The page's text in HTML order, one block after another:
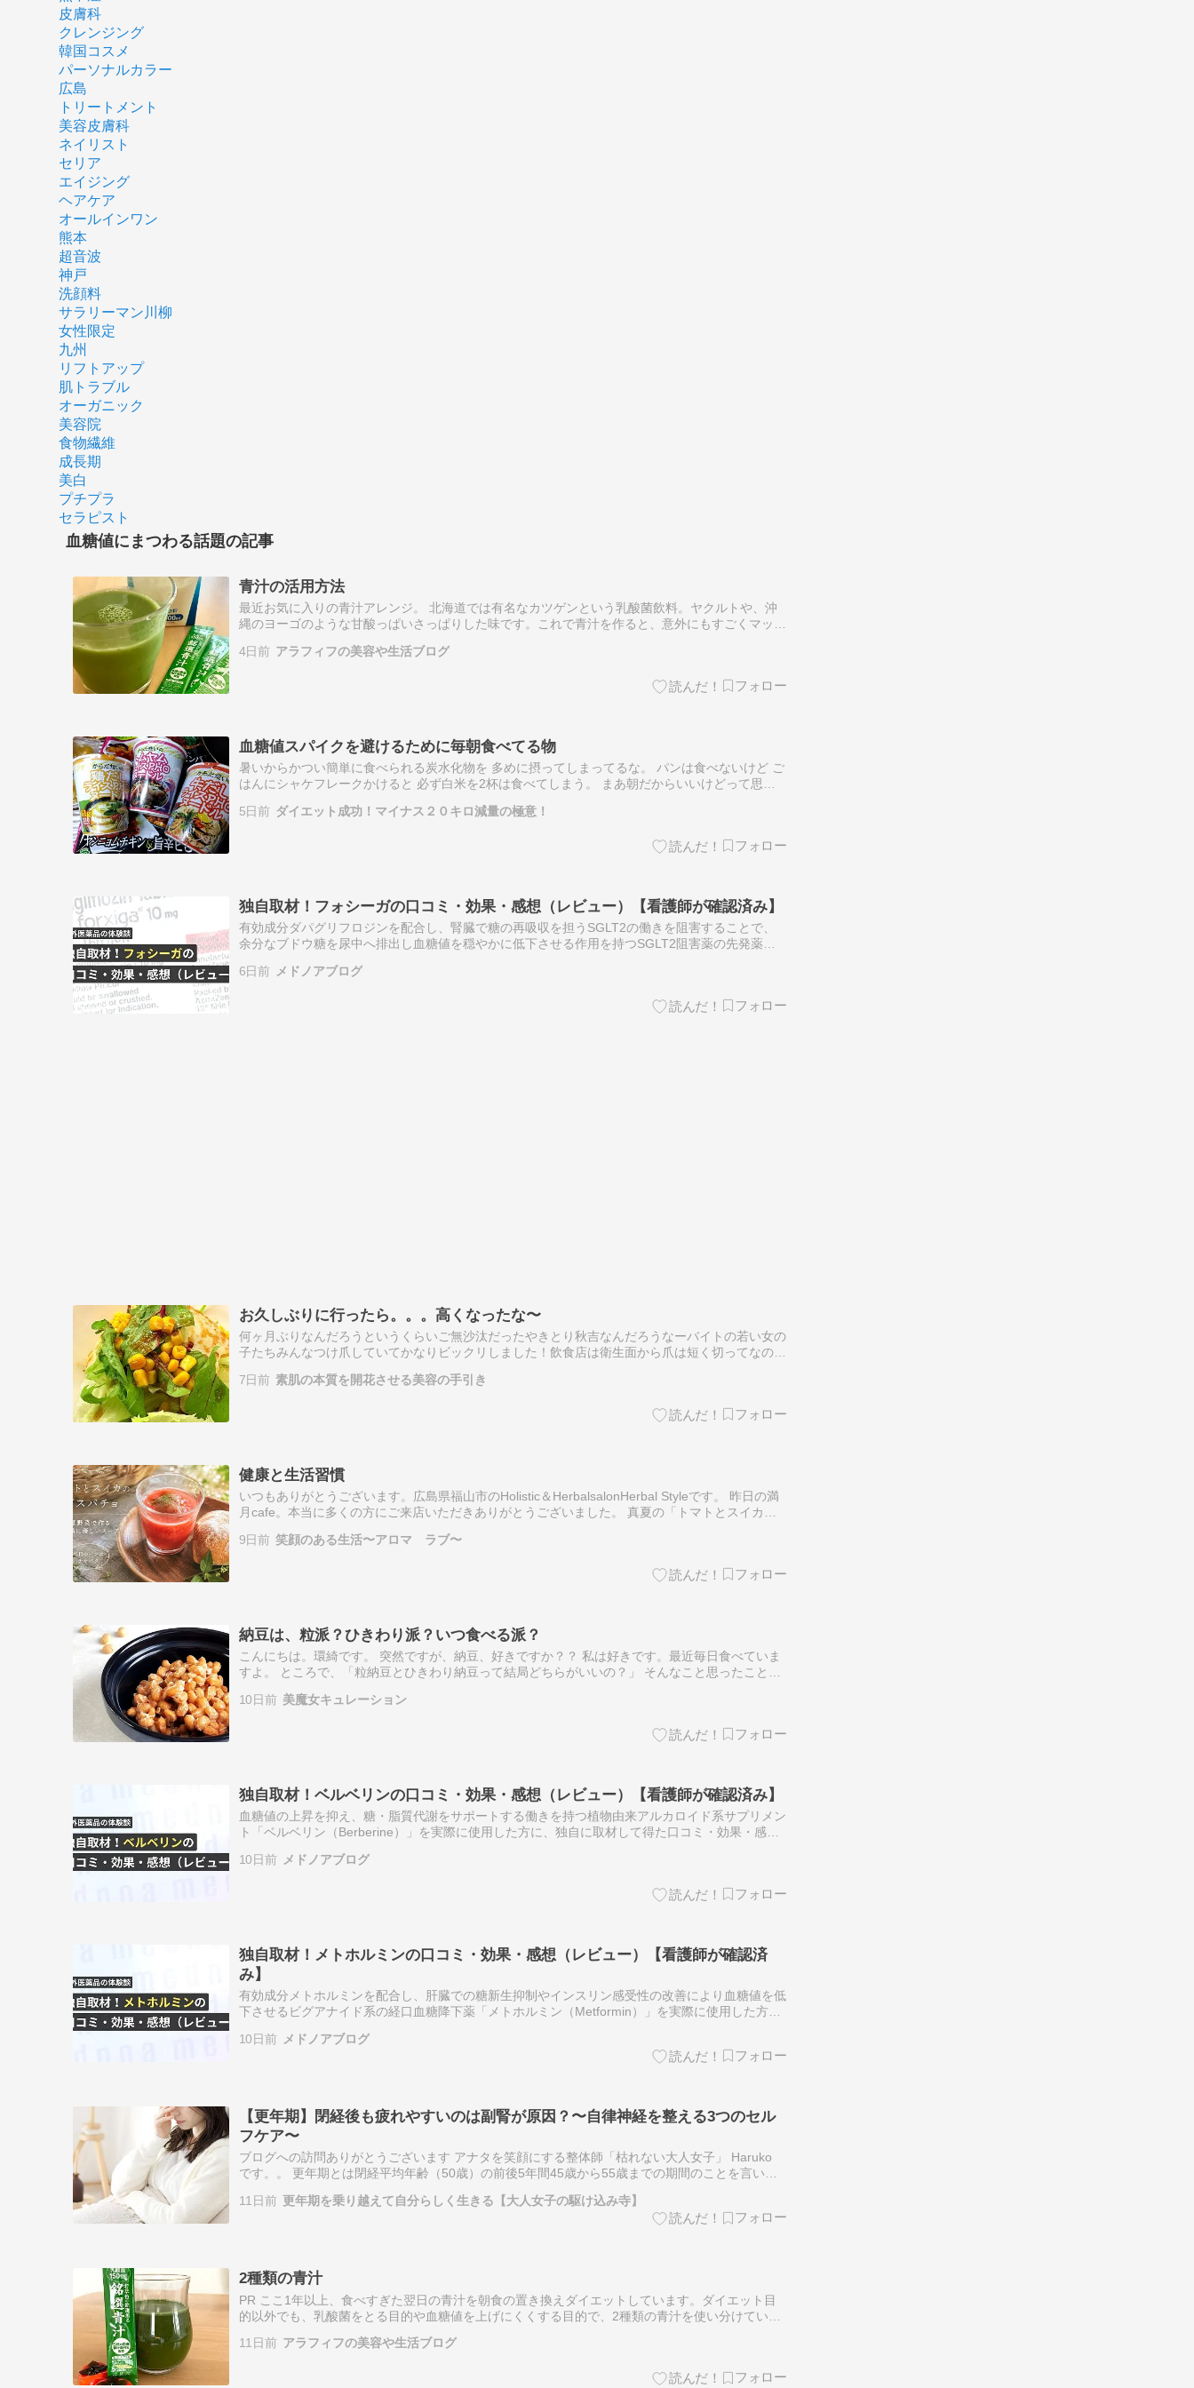
皮膚科
クレンジング
韓国コスメ
パーソナルカラー
広島
トリートメント
美容皮膚科
ネイリスト
セリア
エイジング
ヘアケア
オールインワン
熊本
超音波
神戸
洗顔料
サラリーマン川柳
女性限定
九州
リフトアップ
肌トラブル
オーガニック
美容院
食物繊維
成長期
美白
プチプラ
セラピスト
血糖値にまつわる話題の記事
青汁の活用方法
最近お気に入りの青汁アレンジ。 北海道では有名なカツゲンという乳酸菌飲料。ヤクルトや、沖
縄のヨーゴのような甘酸っぱいさっぱりした味です。これで青汁を作ると、意外にもすごくマッチ
ポン利用で60…
4日前 アラフィフの美容や生活ブログ
血糖値スパイクを避けるために毎朝食べてる物
暑いからかつい簡単に食べられる炭水化物を 多めに摂ってしまってるな。 パンは食べないけど ご
はんにシャケフレークかけると 必ず白米を2杯は食べてしまう。 まあ朝だからいいけどって思う
だけど …
5日前 ダイエット成功！マイナス２０キロ減量の極意！
独自取材！フォシーガの口コミ・効果・感想（レビュー）【看護師が確認済み】
有効成分ダパグリフロジンを配合し、腎臓で糖の再吸収を担うSGLT2の働きを阻害することで、
余分なブドウ糖を尿中へ排出し血糖値を穏やかに低下させる作用を持つSGLT2阻害薬の先発薬
ュー）…
6日前 メドノアブログ
お久しぶりに行ったら。。。高くなったな〜
何ヶ月ぶりなんだろうというくらいご無沙汰だったやきとり秋吉なんだろうなーバイトの若い女の
子たちみんなつけ爪していてかなりビックリしました！飲食店は衛生面から爪は短く切ってなのに
ので次回からは…
7日前 素肌の本質を開花させる美容の手引き
健康と生活習慣
いつもありがとうございます。広島県福山市のHolistic＆HerbalsalonHerbal Styleです。 昨日の満
月cafe。本当に多くの方にご来店いただきありがとうございました。 真夏の「トマトとスイカの
9日前 笑顔のある生活〜アロマ ラブ〜
納豆は、粒派？ひきわり派？いつ食べる派？
こんにちは。環綺です。 突然ですが、納豆、好きですか？？ 私は好きです。最近毎日食べていま
すよ。 ところで、「粒納豆とひきわり納豆って結局どちらがいいの？」 そんなこと思ったことあ
元は、こ…
10日前 美魔女キュレーション
独自取材！ベルベリンの口コミ・効果・感想（レビュー）【看護師が確認済み】
血糖値の上昇を抑え、糖・脂質代謝をサポートする働きを持つ植物由来アルカロイド系サプリメン
ト「ベルベリン（Berberine）」を実際に使用した方に、独自に取材して得た口コミ・効果・感想
認済み。
10日前 メドノアブログ
独自取材！メトホルミンの口コミ・効果・感想（レビュー）【看護師が確認済
み】
有効成分メトホルミンを配合し、肝臓での糖新生抑制やインスリン感受性の改善により血糖値を低
下させるビグアナイド系の経口血糖降下薬「メトホルミン（Metformin）」を実際に使用した方
す。口コミ…
10日前 メドノアブログ
【更年期】閉経後も疲れやすいのは副腎が原因？〜自律神経を整える3つのセル
フケア〜
ブログへの訪問ありがとうございます アナタを笑顔にする整体師「枯れない大人女子」 Haruko
です。。 更年期とは閉経平均年齢（50歳）の前後5年間45歳から55歳までの期間のことを言いま
「更…
11日前 更年期を乗り越えて自分らしく生きる【大人女子の駆け込み寺】
2種類の青汁
PR ここ1年以上、食べすぎた翌日の青汁を朝食の置き換えダイエットしています。ダイエット目
的以外でも、乳酸菌をとる目的や血糖値を上げにくくする目的で、2種類の青汁を使い分けている
乳…
11日前 アラフィフの美容や生活ブログ